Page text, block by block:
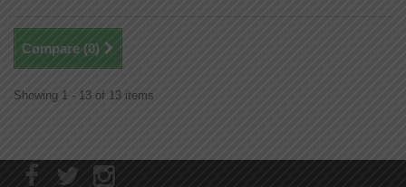
Compare (0)
Showing 1 - 13 of 13 items